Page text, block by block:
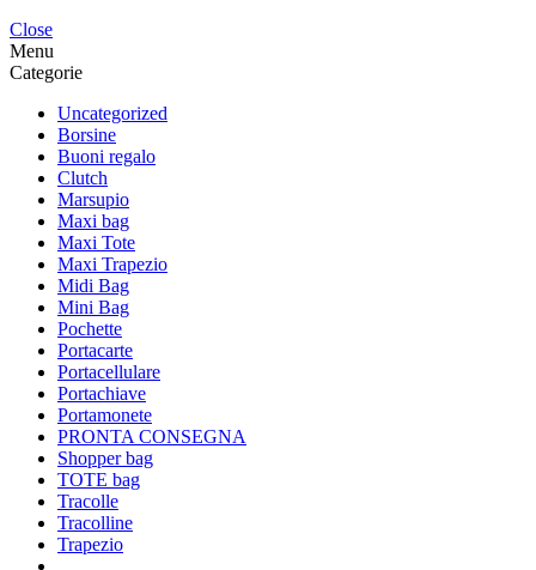
Close
Menu
Categorie
Uncategorized
Borsine
Buoni regalo
Clutch
Marsupio
Maxi bag
Maxi Tote
Maxi Trapezio
Midi Bag
Mini Bag
Pochette
Portacarte
Portacellulare
Portachiave
Portamonete
PRONTA CONSEGNA
Shopper bag
TOTE bag
Tracolle
Tracolline
Trapezio